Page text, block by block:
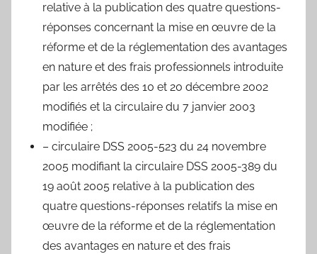
relative à la publication des quatre questions-
réponses concernant la mise en œuvre de la
réforme et de la réglementation des avantages
en nature et des frais professionnels introduite
par les arrêtés des 10 et 20 décembre 2002
modifiés et la circulaire du 7 janvier 2003
modifiée ;
– circulaire DSS 2005-523 du 24 novembre
2005 modifiant la circulaire DSS 2005-389 du
19 août 2005 relative à la publication des
quatre questions-réponses relatifs la mise en
œuvre de la réforme et de la réglementation
des avantages en nature et des frais